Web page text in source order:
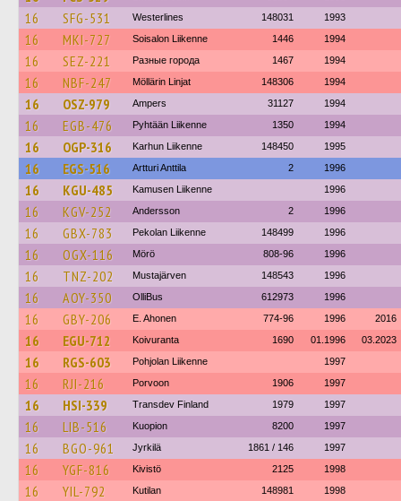
16 SFG-531 Westerlines 148031 1993
16 MKI-727 Soisalon Liikenne 1446 1994
16 SEZ-221 Разные города 1467 1994
16 NBF-247 Möllärin Linjat 148306 1994
16 OSZ-979 Ampers 31127 1994
16 EGB-476 Pyhtään Liikenne 1350 1994
16 OGP-316 Karhun Liikenne 148450 1995
16 EGS-516 Artturi Anttila 2 1996
16 KGU-485 Kamusen Liikenne 1996
16 KGV-252 Andersson 2 1996
16 GBX-783 Pekolan Liikenne 148499 1996
16 OGX-116 Mörö 808-96 1996
16 TNZ-202 Mustajärven 148543 1996
16 AOY-350 OlliBus 612973 1996
16 GBY-206 E. Ahonen 774-96 1996 2016
16 EGU-712 Koivuranta 1690 01.1996 03.2023
16 RGS-603 Pohjolan Liikenne 1997
16 RJI-216 Porvoon 1906 1997
16 HSI-339 Transdev Finland 1979 1997
16 LIB-516 Kuopion 8200 1997
16 BGO-961 Jyrkilä 1861 / 146 1997
16 YGF-816 Kivistö 2125 1998
16 YIL-792 Kutilan 148981 1998